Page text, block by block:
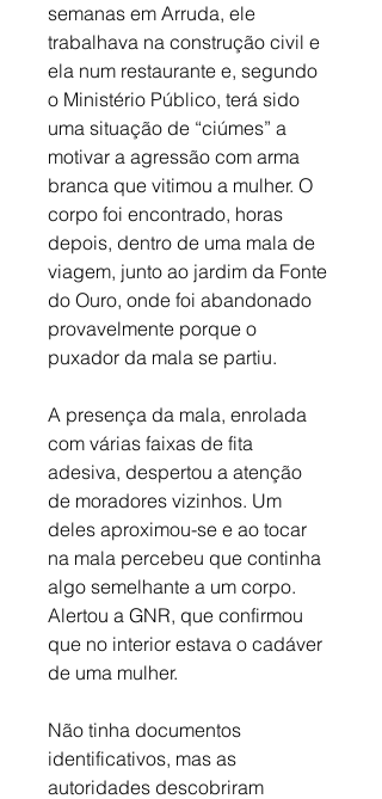
semanas em Arruda, ele
trabalhava na construção civil e
ela num restaurante e, segundo
o Ministério Público, terá sido
uma situação de “ciúmes” a
motivar a agressão com arma
branca que vitimou a mulher. O
corpo foi encontrado, horas
depois, dentro de uma mala de
viagem, junto ao jardim da Fonte
do Ouro, onde foi abandonado
provavelmente porque o
puxador da mala se partiu.
A presença da mala, enrolada
com várias faixas de fita
adesiva, despertou a atenção
de moradores vizinhos. Um
deles aproximou-se e ao tocar
na mala percebeu que continha
algo semelhante a um corpo.
Alertou a GNR, que confirmou
que no interior estava o cadáver
de uma mulher.
Não tinha documentos
identificativos, mas as
autoridades descobriram